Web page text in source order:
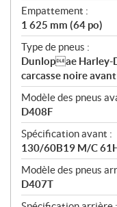
Empattement :
1 625 mm (64 po)
Type de pneus :
Dunlopae Harley-
carcasse noire
Modèle des pneus
D408F
Spécification avant :
130/60B19 M/C
Modèle des pneus
D407T